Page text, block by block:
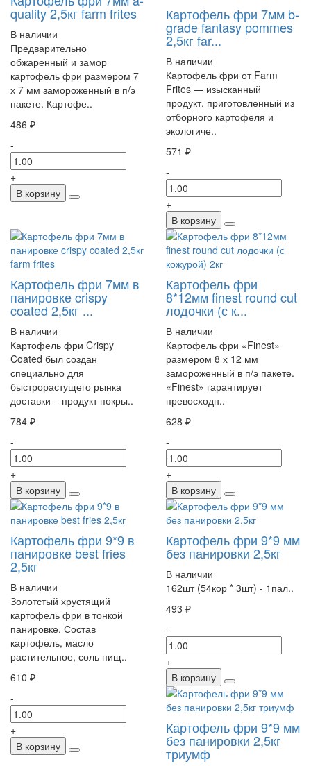
quality 2,5кг farm frites
В наличии
Предварительно
обжаренный и замор
картофель фри размером 7
х 7 мм замороженный в п/э
пакете. Картофе..
486 ₽
-
+
В корзину
Картофель фри 7мм b-
grade fantasy pommes
2,5кг far...
В наличии
Картофель фри от Farm
Frites — изысканный
продукт, приготовленный из
отборного картофеля и
экологиче..
571 ₽
-
+
В корзину
Картофель фри 7мм в
панировке crispy
coated 2,5кг ...
В наличии
Картофель фри Crispy
Coated был создан
специально для
быстрорастущего рынка
доставки – продукт покры..
784 ₽
-
+
В корзину
Картофель фри
8*12мм finest round cut
лодочки (с к...
В наличии
Картофель фри «Finest»
размером 8 х 12 мм
замороженный в п/э пакете.
«Finest» гарантирует
превосходн..
628 ₽
-
+
В корзину
Картофель фри 9*9 в
панировке best fries
2,5кг
В наличии
Золотстый хрустящий
картофель фри в тонкой
панировке. Состав
картофель, масло
растительное, соль пищ..
610 ₽
-
+
В корзину
Картофель фри 9*9 мм
без панировки 2,5кг
В наличии
162шт (54кор * 3шт) - 1пал..
493 ₽
-
+
В корзину
Картофель фри 9*9 мм
без панировки 2,5кг
триумф